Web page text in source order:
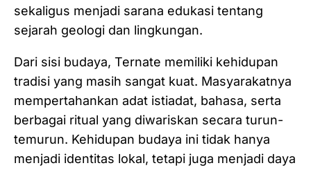
sekaligus menjadi sarana edukasi tentang
sejarah geologi dan lingkungan.
Dari sisi budaya, Ternate memiliki kehidupan
tradisi yang masih sangat kuat. Masyarakatnya
mempertahankan adat istiadat, bahasa, serta
berbagai ritual yang diwariskan secara turun-
temurun. Kehidupan budaya ini tidak hanya
menjadi identitas lokal, tetapi juga menjadi daya